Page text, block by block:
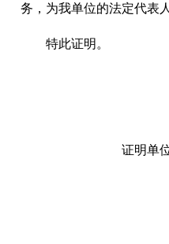
务，为我单位的法定代表
特此证明。
证明单位